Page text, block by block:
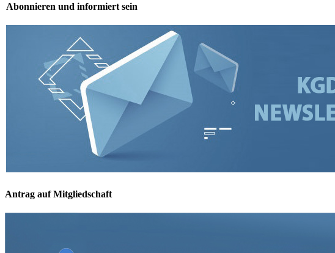
Abonnieren und informiert sein
Antrag auf Mitgliedschaft